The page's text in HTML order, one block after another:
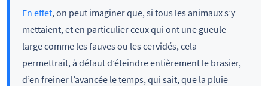
En effet, on peut imaginer que, si tous les animaux s’y
mettaient, et en particulier ceux qui ont une gueule
large comme les fauves ou les cervidés, cela
permettrait, à défaut d’éteindre entièrement le brasier,
d’en freiner l’avancée le temps, qui sait, que la pluie